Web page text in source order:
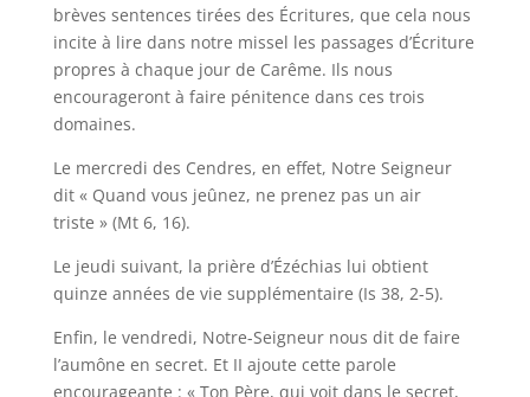
brèves sentences tirées des Écritures, que cela nous
incite à lire dans notre missel les passages d’Écriture
propres à chaque jour de Carême. Ils nous
encourageront à faire pénitence dans ces trois
domaines.
Le mercredi des Cendres, en effet, Notre Seigneur
dit « Quand vous jeûnez, ne prenez pas un air
triste » (Mt 6, 16).
Le jeudi suivant, la prière d’Ézéchias lui obtient
quinze années de vie supplémentaire (Is 38, 2-5).
Enfin, le vendredi, Notre-Seigneur nous dit de faire
l’aumône en secret. Et II ajoute cette parole
encourageante : « Ton Père, qui voit dans le secret,